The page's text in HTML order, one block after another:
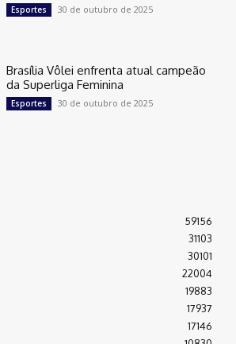
Esportes 30 de outubro de 2025
Brasília Vôlei enfrenta atual campeão
da Superliga Feminina
Esportes 30 de outubro de 2025
59156
31103
30101
22004
19883
17937
17146